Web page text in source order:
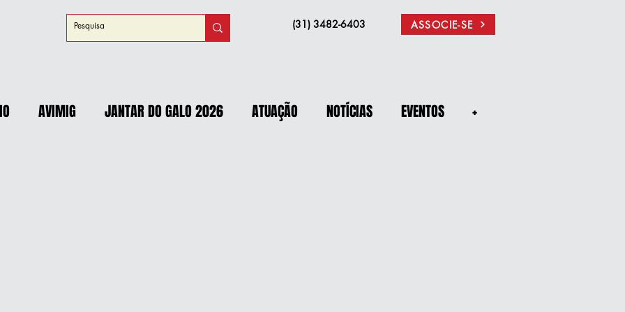
(31) 3482-6403 ASSOCIE-SE
AVIMIG JANTAR DO GALO 2026 ATUAÇÃO NOTÍCIAS EVENTOS +